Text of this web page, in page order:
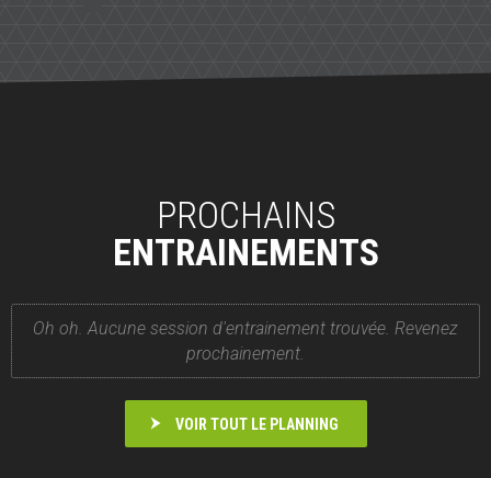
PROCHAINS
ENTRAINEMENTS
Oh oh. Aucune session d'entrainement trouvée. Revenez
prochainement.
VOIR TOUT LE PLANNING